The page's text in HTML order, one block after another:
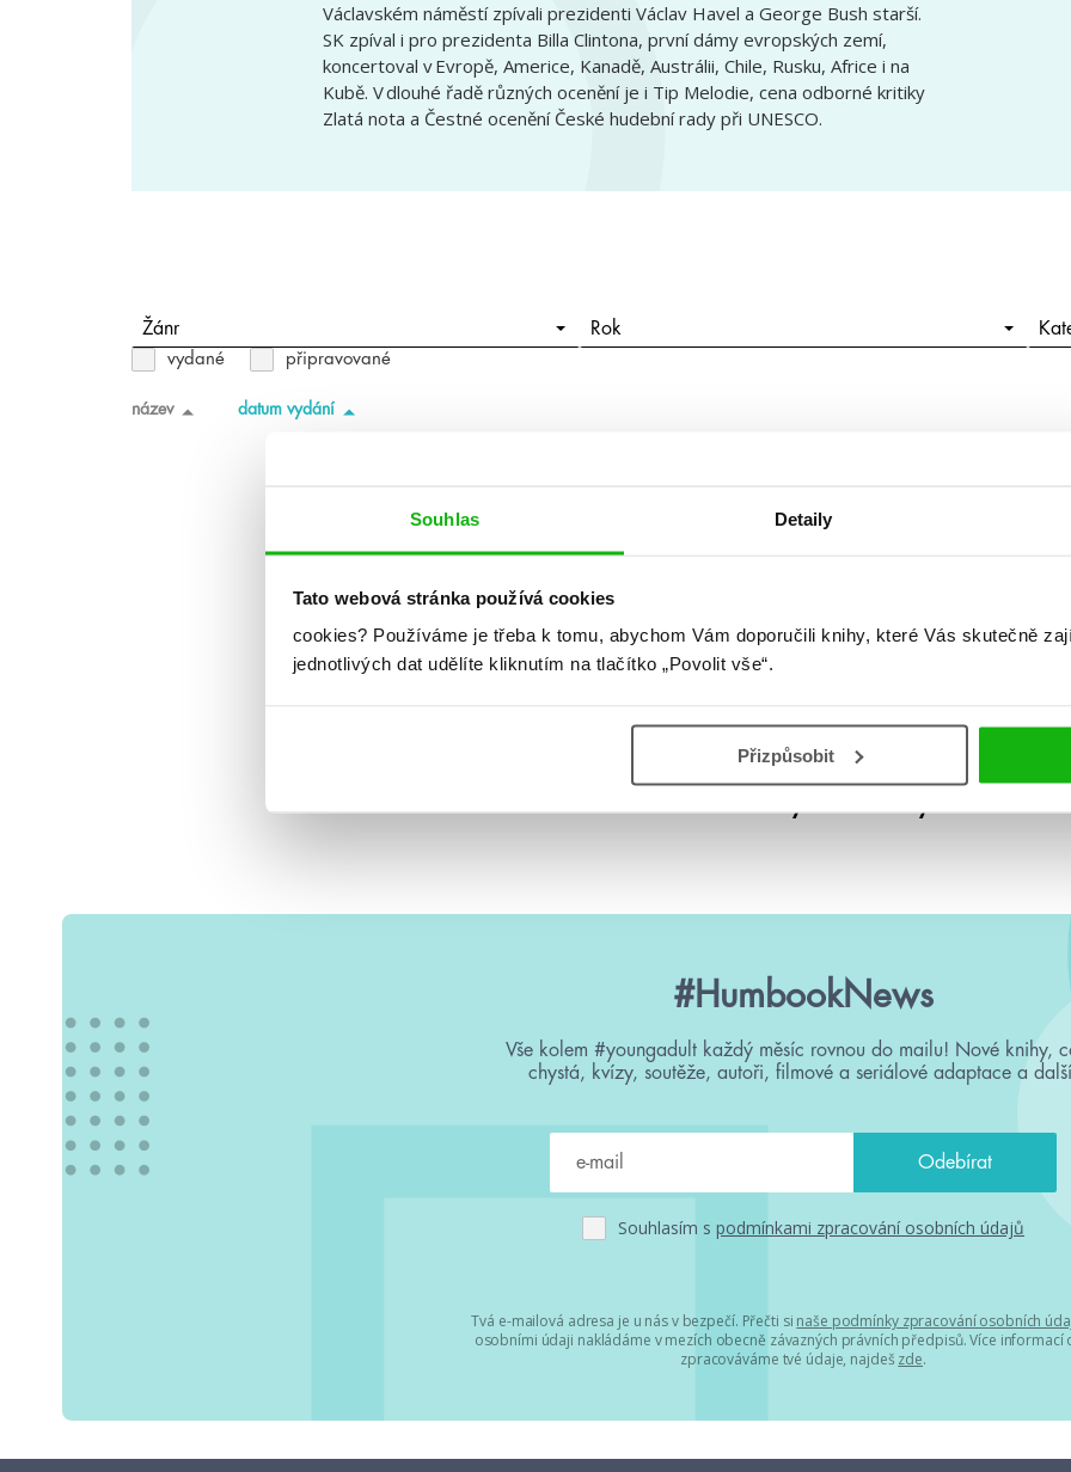
Souhlas Detaily
Tato webová stránka používá cookies
cookies? Používáme je třeba k tomu, abychom Vám doporučili knihy, které Vás skutečně
jednotlivých dat udělíte kliknutím na tlačítko „Povolit vše“.
Přizpůsobit
Václavském náměstí zpívali prezidenti Václav Havel a George Bush starší.
SK zpíval i pro prezidenta Billa Clintona, první dámy evropských zemí,
koncertoval v Evropě, Americe, Kanadě, Austrálii, Chile, Rusku, Africe i na
Kubě. V dlouhé řadě různých ocenění je i Tip Melodie, cena odborné kritiky
Zlatá nota a Čestné ocenění České hudební rady při UNESCO.
Žánr Rok
vydané připravované
název datum vydání
#HumbookNews
Vše kolem #youngadult každý měsíc rovnou do mailu! Nové knihy,
chystá, kvízy, soutěže, autoři, filmové a seriálové adaptace a
Souhlasím s podmínkami zpracování osobních údajů
Tvá e-mailová adresa je u nás v bezpečí. Přečti si naše podmínky zpracování osobních
osobními údaji nakládáme v mezích obecně závazných právních předpisů. Více informací
zpracováváme tvé údaje, najdeš zde.